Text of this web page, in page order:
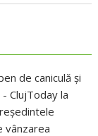
de caniculă și
ClujToday la
vânzarea